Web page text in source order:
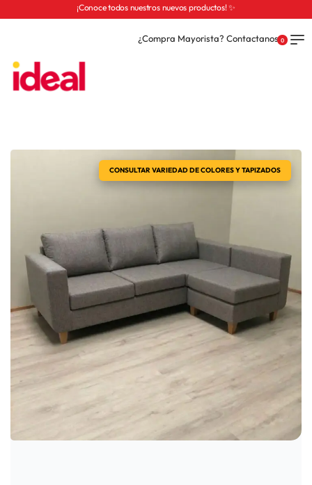
¡Conoce todos nuestros nuevos productos! ✨
¿Compra Mayorista? Contactanos 0
CONSULTAR VARIEDAD DE COLORES Y TAPIZADOS